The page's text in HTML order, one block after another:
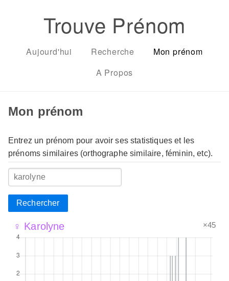
Trouve Prénom
Aujourd'hui Recherche
Mon prénom
A Propos
Mon prénom
Entrez un prénom pour avoir ses statistiques et les
prénoms similaires (orthographe similaire, féminin, etc).
Rechercher
♀ Karolyne ×45